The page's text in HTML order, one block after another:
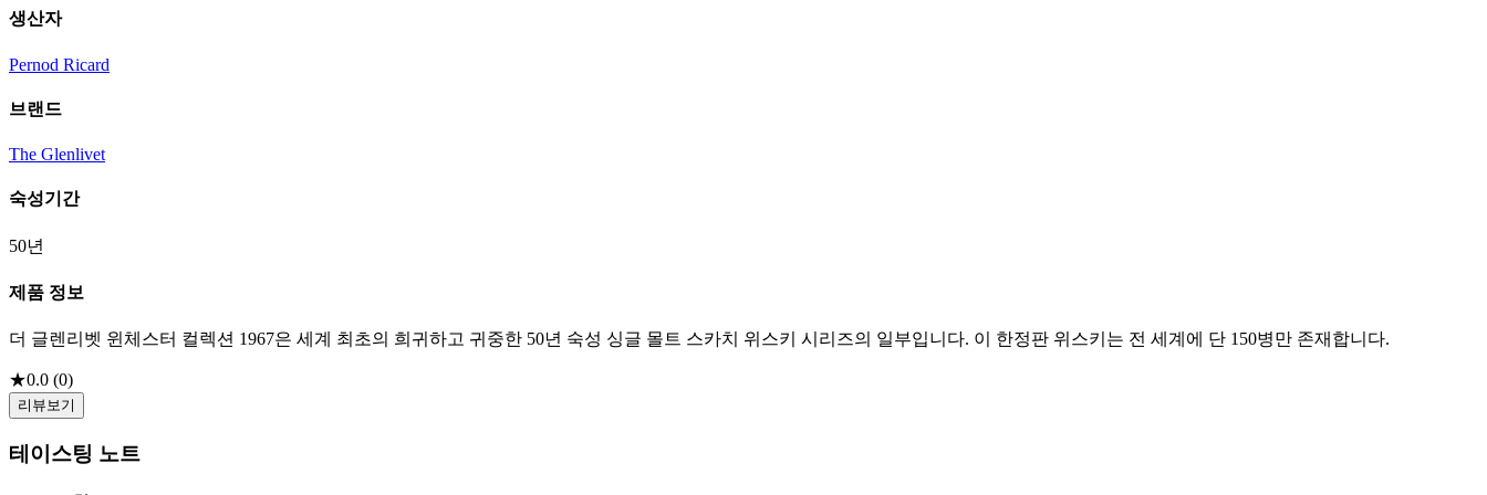
생산자
Pernod Ricard
브랜드
The Glenlivet
숙성기간
50년
제품 정보
더 글렌리벳 윈체스터 컬렉션 1967은 세계 최초의 희귀하고 귀중한 50년 숙성 싱글 몰트 스카치 위스키 시리즈의 일부입니다. 이 한정판 위스키는 전 세계에 단 150병만 존재합니다.
★0.0 (0)
리뷰보기
테이스팅 노트